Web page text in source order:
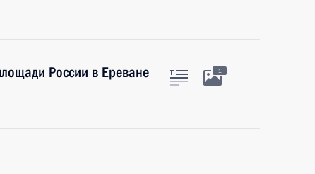
России в Ереване 1